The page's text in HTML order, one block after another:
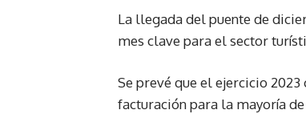
La llegada del puente de
mes clave para el sector
Se prevé que el ejercicio
facturación para la mayoría